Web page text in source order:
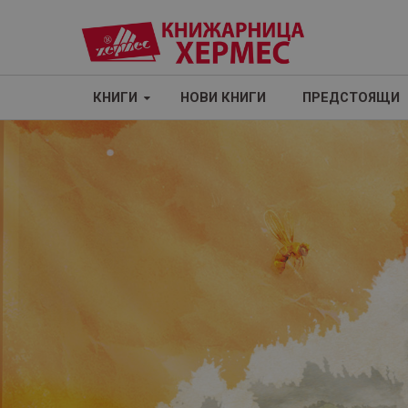
КНИГИ НОВИ КНИГИ ПРЕДСТОЯЩИ